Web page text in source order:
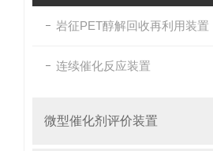
岩征PET醇解回收再利用装置
连续催化反应装置
微型催化剂评价装置